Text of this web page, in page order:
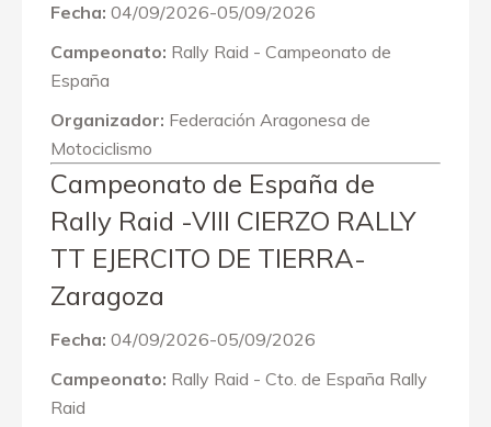
Fecha: 04/09/2026-05/09/2026
Campeonato: Rally Raid - Campeonato de
España
Organizador: Federación Aragonesa de
Motociclismo
Campeonato de España de
Rally Raid -VIII CIERZO RALLY
TT EJERCITO DE TIERRA-
Zaragoza
Fecha: 04/09/2026-05/09/2026
Campeonato: Rally Raid - Cto. de España Rally
Raid